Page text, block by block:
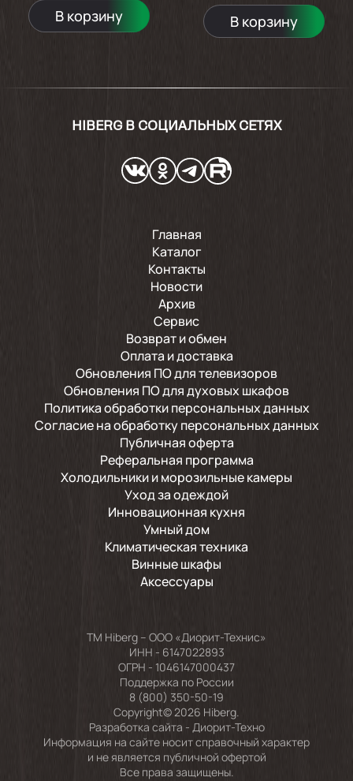
В корзину В корзину
HIBERG В СОЦИАЛЬНЫХ СЕТЯХ
Главная
Каталог
Контакты
Новости
Архив
Сервис
Возврат и обмен
Оплата и доставка
Обновления ПО для телевизоров
Обновления ПО для духовых шкафов
Политика обработки персональных данных
Согласие на обработку персональных данных
Публичная оферта
Реферальная программа
Холодильники и морозильные камеры
Уход за одеждой
Инновационная кухня
Умный дом
Климатическая техника
Винные шкафы
Аксессуары
TM Hiberg – ООО «Диорит-Технис»
ИНН - 6147022893
ОГРН - 1046147000437
Поддержка по России
8 (800) 350-50-19
Copyright© 2026 Hiberg.
Разработка сайта - Диорит-Техно
Информация на сайте носит справочный характер
и не является публичной офертой
Все права защищены.